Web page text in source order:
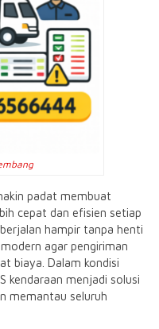
padat membuat
cepat dan efisien setiap
hampir tanpa henti
agar pengiriman
biaya. Dalam kondisi
kendaraan menjadi solusi
memantau seluruh